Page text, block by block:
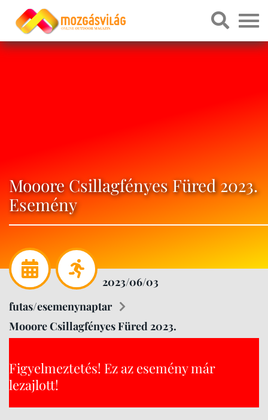
Mooore Csillagfényes Füred 2023.
Esemény
2023/06/03
futas/esemenynaptar
Mooore Csillagfényes Füred 2023.
Figyelmeztetés! Ez az esemény már
lezajlott!